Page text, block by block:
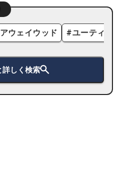
ウェイウッド #ユーティリ
詳しく検索